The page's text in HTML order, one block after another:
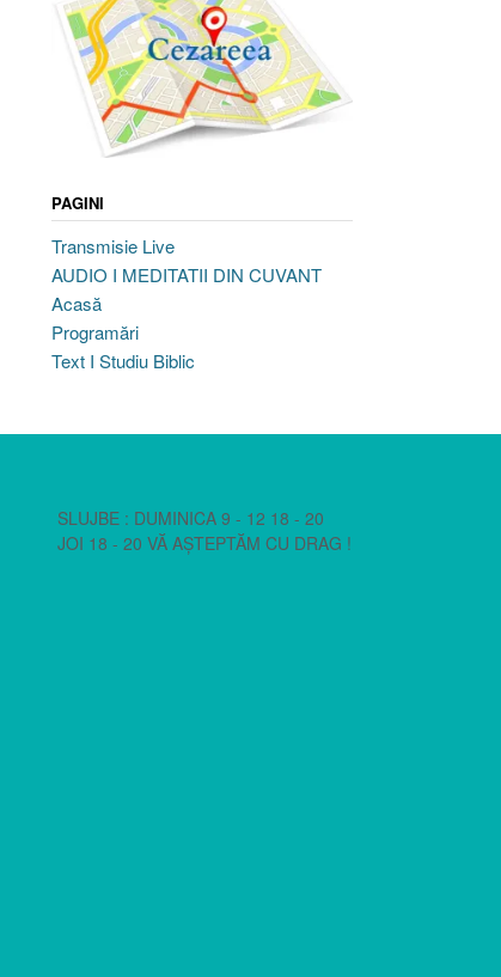
PAGINI
Transmisie Live
AUDIO I MEDITATII DIN CUVANT
Acasă
Programări
Text I Studiu Biblic
SLUJBE : DUMINICA 9 - 12 18 - 20
JOI 18 - 20 VĂ AȘTEPTĂM CU DRAG !